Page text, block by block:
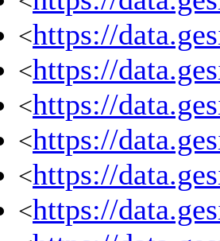
<https://
<https://
<https://
<https://
<https://
<https://